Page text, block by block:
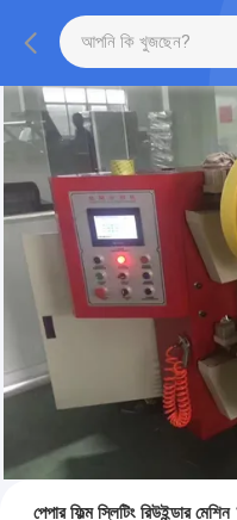
পেপার ফিল্ম স্লিটিং রিউইন্ডার